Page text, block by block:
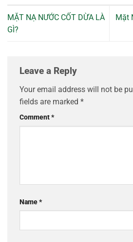
MẶT NẠ NƯỚC CỐT DỪA LÀ
GÌ?
Mặt
Leave a Reply
Your email address will not be
fields are marked *
Comment*
Name*